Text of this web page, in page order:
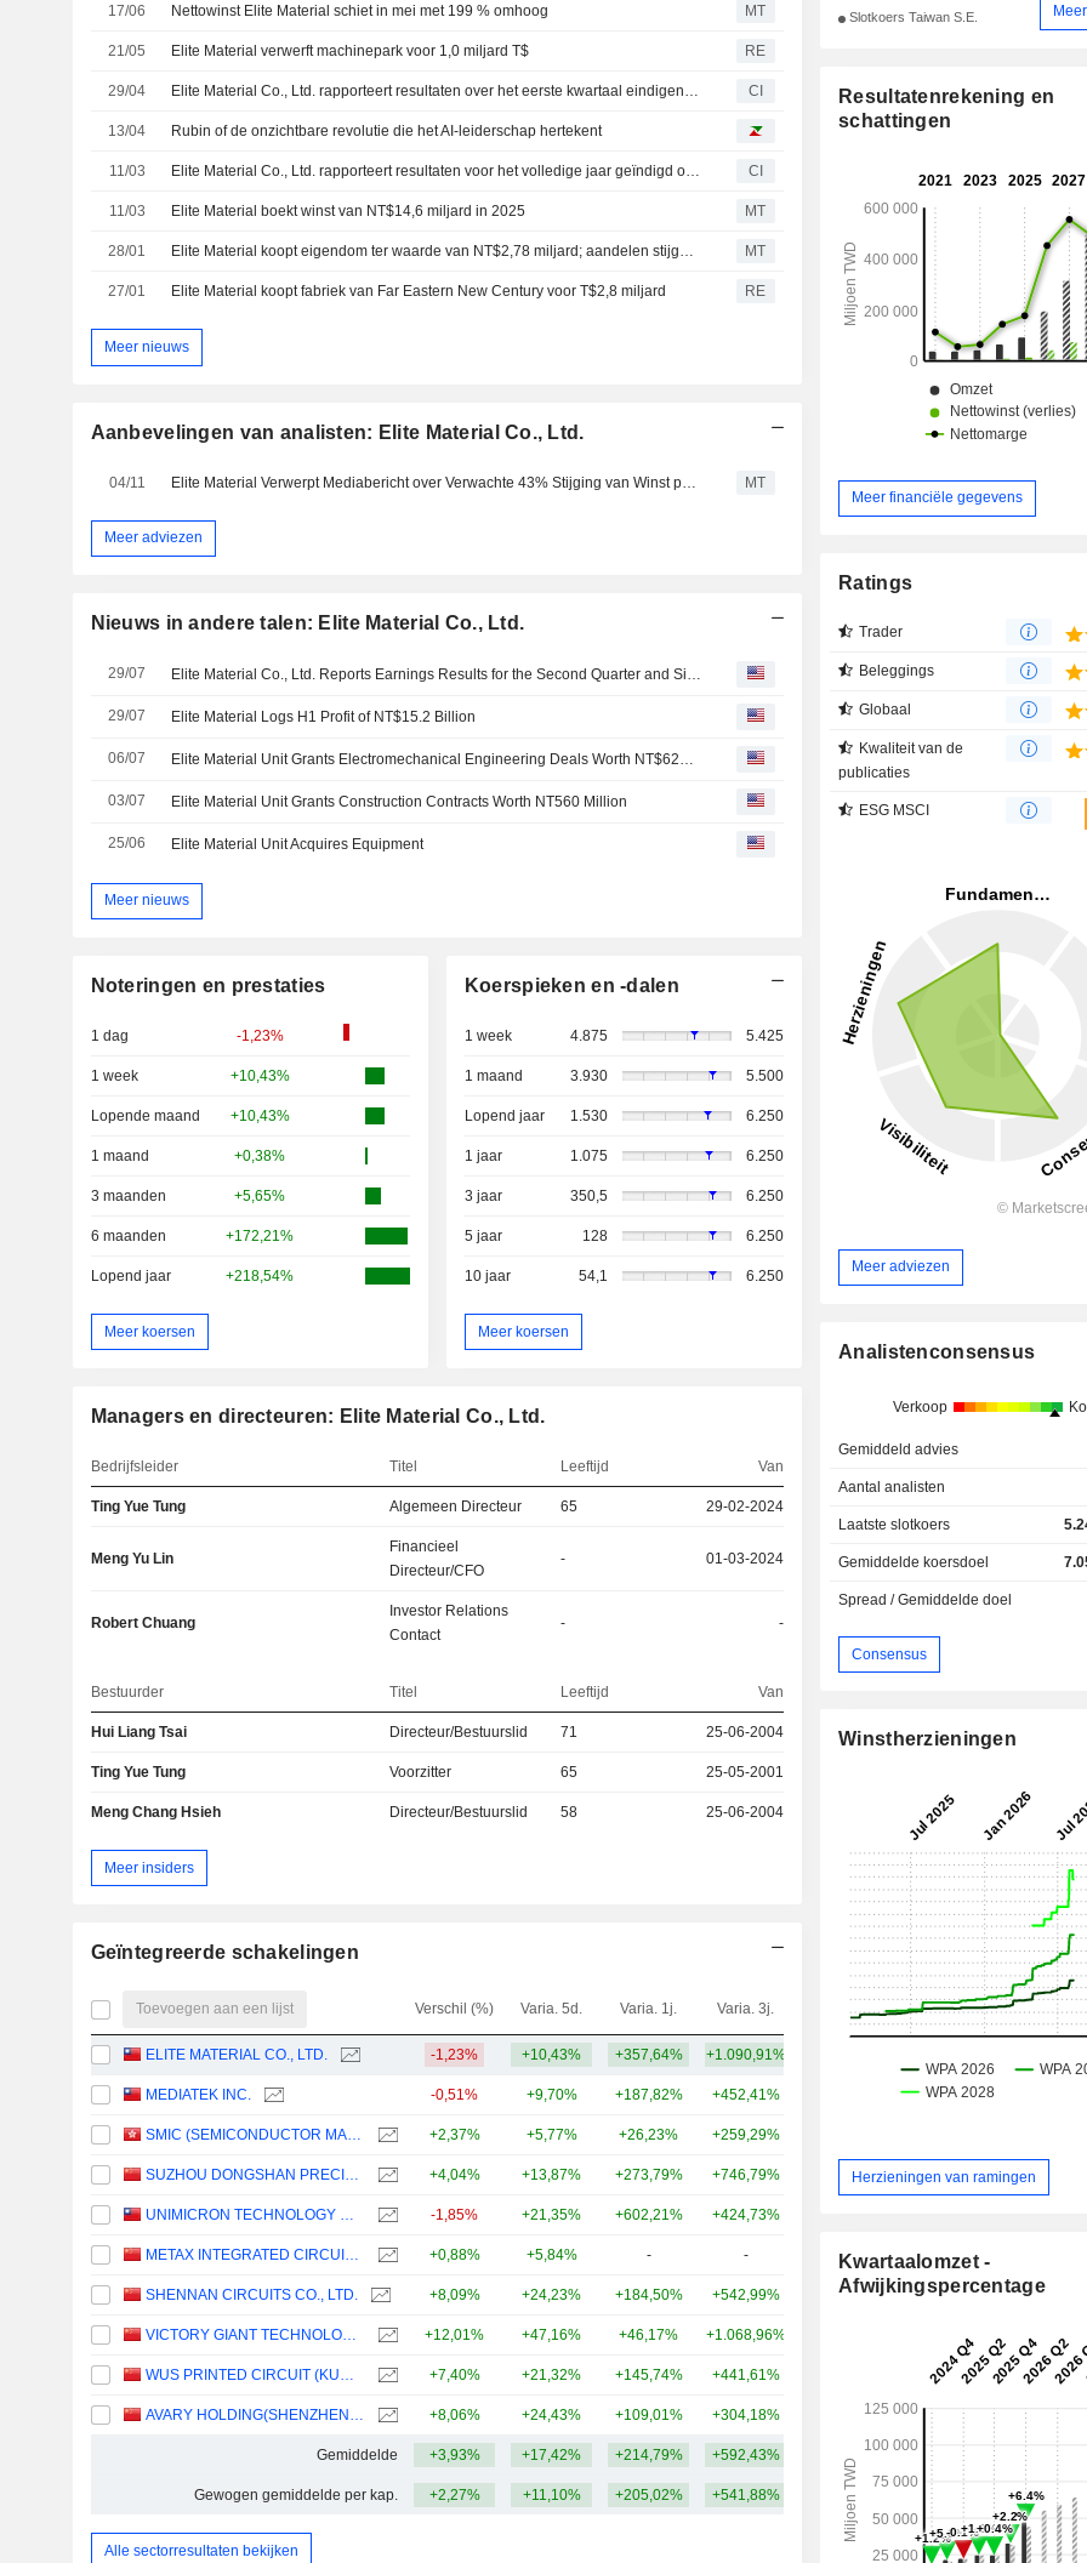
17/06 Nettowinst Elite Material schiet in mei met 199 % omhoog MT
21/05 Elite Material verwerft machinepark voor 1,0 miljard T$ RE
29/04 Elite Material Co., Ltd. rapporteert resultaten over het eerste kwartaal eindigend op 31 maart 2026 CI
13/04 Rubin of de onzichtbare revolutie die het AI-leiderschap hertekent
11/03 Elite Material Co., Ltd. rapporteert resultaten voor het volledige jaar geïndigd op 31 december 2025 CI
11/03 Elite Material boekt winst van NT$14,6 miljard in 2025 MT
28/01 Elite Material koopt eigendom ter waarde van NT$2,78 miljard; aandelen stijgen met 4% MT
27/01 Elite Material koopt fabriek van Far Eastern New Century voor T$2,8 miljard RE
Meer nieuws
Aanbevelingen van analisten: Elite Material Co., Ltd.
04/11 MT
Meer adviezen
Nieuws in andere talen: Elite Material Co., Ltd.
29/07
29/07 Elite Material Logs H1 Profit of NT$15.2 Billion
06/07
03/07 Elite Material Unit Grants Construction Contracts Worth NT560 Million
25/06 Elite Material Unit Acquires Equipment
Meer nieuws
Noteringen en prestaties
1 dag -1,23%
1 week +10,43%
Lopende maand +10,43%
1 maand +0,38%
3 maanden +5,65%
6 maanden +172,21%
Lopend jaar +218,54%
Meer koersen
Koerspieken en -dalen
1 week 4.875 5.425
1 maand 3.930 5.500
Lopend jaar 1.530 6.250
1 jaar 1.075 6.250
3 jaar 350,5 6.250
5 jaar 128 6.250
10 jaar 54,1 6.250
Meer koersen
Managers en directeuren: Elite Material Co., Ltd.
Bedrijfsleider Titel Leeftijd Van
Ting Yue Tung Algemeen Directeur 65 29-02-2024
Meng Yu Lin
Financieel
Directeur/CFO
- 01-03-2024
Robert Chuang
Investor Relations
Contact
- -
Bestuurder Titel Leeftijd Van
Hui Liang Tsai Directeur/Bestuurslid 71 25-06-2004
Ting Yue Tung Voorzitter 65 25-05-2001
Meng Chang Hsieh Directeur/Bestuurslid 58 25-06-2004
Meer insiders
Geïntegreerde schakelingen
Toevoegen aan een lijst Verschil (%) Varia. 5d. Varia. 1j. Varia. 3j. Kap.($)
ELITE MATERIAL CO., LTD. -1,23% +10,43% +357,64% +1.090,91%
MEDIATEK INC. -0,51% +9,70% +187,82% +452,41%
SMIC (SEMICONDUCTOR MANUFACTURING INTERNATIONAL COMPANY) +2,37% +5,77% +26,23% +259,29%
SUZHOU DONGSHAN PRECISION MANUFACTURING CO., LTD. +4,04% +13,87% +273,79% +746,79% 50,67 mld.
UNIMICRON TECHNOLOGY CORP. -1,85% +21,35% +602,21% +424,73%
METAX INTEGRATED CIRCUITS (SHANGHAI) CO., LTD. +0,88% +5,84% - - 42,83 mld.
SHENNAN CIRCUITS CO., LTD. +8,09% +24,23% +184,50% +542,99% 35,72 mld.
VICTORY GIANT TECHNOLOGY (HUIZHOU) CO.,LTD +12,01% +47,16% +46,17% +1.068,96%
WUS PRINTED CIRCUIT (KUNSHAN) CO., LTD. +7,40% +21,32% +145,74% +441,61%
AVARY HOLDING(SHENZHEN)CO., LIMITED +8,06% +24,43% +109,01% +304,18% 32,08 mld.
Gemiddelde +3,93% +17,42% +214,79% +592,43% 62,93 mld.
Gewogen gemiddelde per kap. +2,27% +11,10% +205,02% +541,88%
Alle sectorresultaten bekijken
Slotkoers Taiwan S.E.
Resultatenrekening en
schattingen
Meer financiële gegevens
Ratings
Trader
Beleggings
Globaal
Kwaliteit van de
publicaties
ESG MSCI
Meer adviezen
Analistenconsensus
Verkoop
Gemiddeld advies
Aantal analisten
Laatste slotkoers
Gemiddelde koersdoel
Spread / Gemiddelde doel
Consensus
Winstherzieningen
Herzieningen van ramingen
Kwartaalomzet -
Afwijkingspercentage